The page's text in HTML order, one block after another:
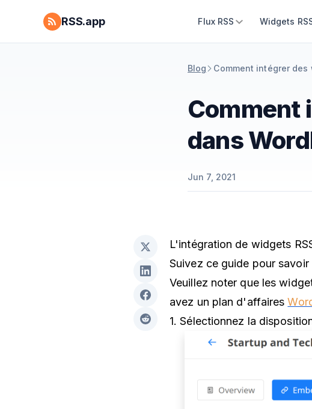
RSS.app Flux RSS Widgets
Blog Comment intégrer des
Comment
dans
Jun 7, 2021
L'intégration de widgets
Suivez ce guide pour
Veuillez noter que les
avez un plan d'affaires
1. Sélectionnez la